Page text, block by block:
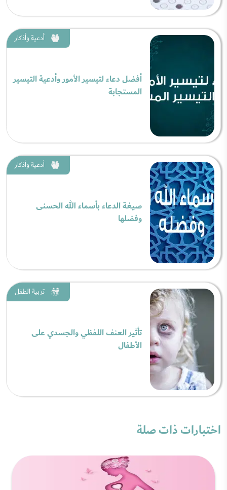
أدعية وأذكار
أفضل دعاء لتيسير الأمور وأدعية التيسير
المستجابة
أدعية وأذكار
صيغة الدعاء بأسماء الله الحسنى
وفضلها
تربية الطفل
تأثير العنف اللفظي والجسدي على
الأطفال
اختبارات ذات صلة